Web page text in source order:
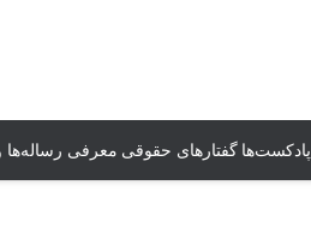
پادکست‌ها گفتارهای حقوقی معرفی رساله‌ها و